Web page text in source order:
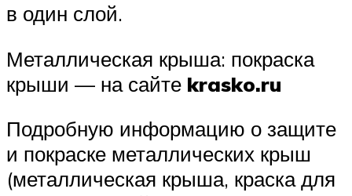
в один слой.
Металлическая крыша: покраска
крыши — на сайте krasko.ru
Подробную информацию о защите
и покраске металлических крыш
(металлическая крыша, краска для